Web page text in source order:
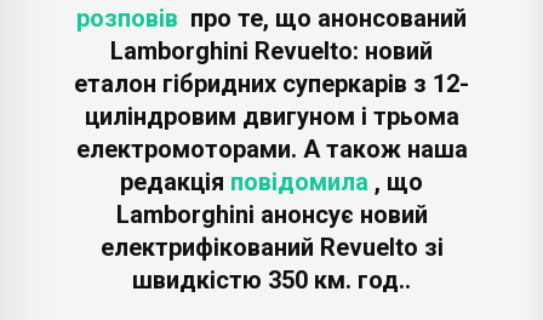
розповів про те, що анонсований
Lamborghini Revuelto: новий
еталон гібридних суперкарів з 12-
циліндровим двигуном і трьома
електромоторами. А також наша
редакція повідомила , що
Lamborghini анонсує новий
електрифікований Revuelto зі
швидкістю 350 км. год..